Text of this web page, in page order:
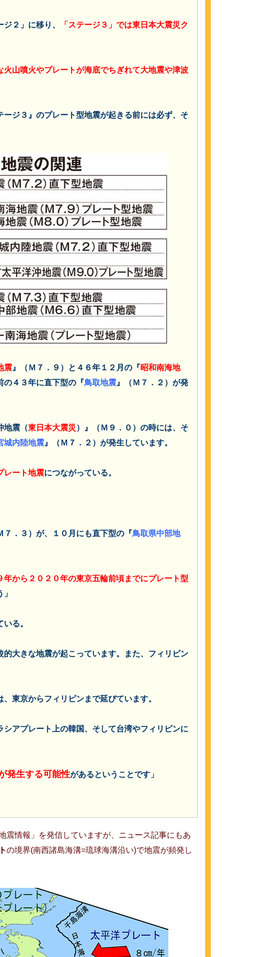
２」に移り、
「ステージ３」では東日本大震災ク
火山噴火やプレートが海底でちぎれて大地震や津波
ージ３』のプレート型地震が起きる前には必ず、そ
震』（Ｍ７．９）と４６年１２月の『 昭和南海地
の４３年に直下型の『鳥取地震』（Ｍ７．２）が発
地震（東日本大震災 ）』（Ｍ９．０）の時には、そ
城内陸地震』（Ｍ７．２）が発生しています。
レート地震につながっている。
７．３）が、１０月にも直下型の『鳥取県中部地
年から２０２０年の東京五輪前頃までにプレート型
る。
的大きな地震が起こっています。また、フィリピン
東京からフィリピンまで延びています。
アプレート上の韓国、そして台湾やフィリピンに
発生する可能性があるということです」
震情報」を発信していますが、ニュース記事にもあ
の境界(南西諸島海溝=琉球海溝沿い)で地震が頻発し